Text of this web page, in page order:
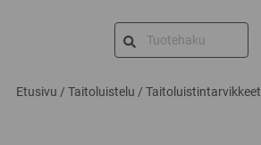
Search
Etusivu / Taitoluistelu / Taitoluistintarvikkeet